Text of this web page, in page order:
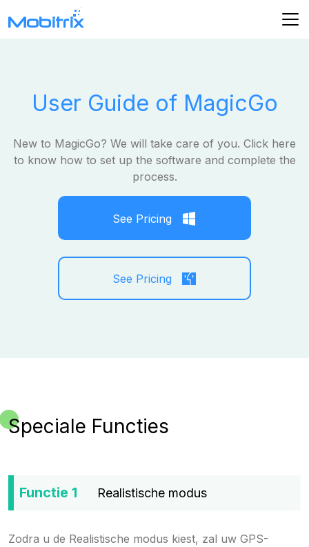
User Guide of MagicGo
New to MagicGo? We will take care of you. Click here
to know how to set up the software and complete the
process.
See Pricing
See Pricing
Speciale Functies
Functie 1 Realistische modus
Zodra u de Realistische modus kiest, zal uw GPS-